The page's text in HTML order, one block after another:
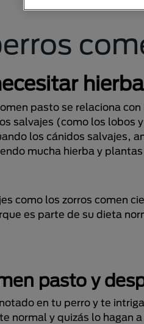
pasto se relaciona
salvajes (como los lobos
los cánidos salvajes,
mucha hierba y
como los zorros comen
es parte de su dieta
pasto y
en tu perro y te
normal y quizás lo hagan